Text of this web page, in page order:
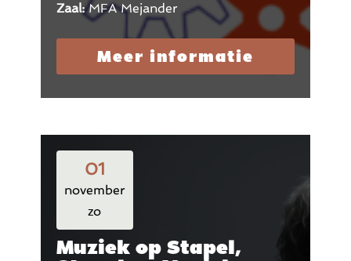
Zaal:MFA Mejander
Meer informatie
01
november
zo
Muziek op Stapel,